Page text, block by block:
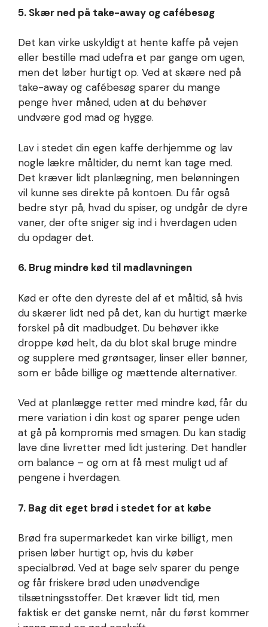
5. Skær ned på take-away og cafébesøg
Det kan virke uskyldigt at hente kaffe på vejen
eller bestille mad udefra et par gange om ugen,
men det løber hurtigt op. Ved at skære ned på
take-away og cafébesøg sparer du mange
penge hver måned, uden at du behøver
undvære god mad og hygge.
Lav i stedet din egen kaffe derhjemme og lav
nogle lækre måltider, du nemt kan tage med.
Det kræver lidt planlægning, men belønningen
vil kunne ses direkte på kontoen. Du får også
bedre styr på, hvad du spiser, og undgår de dyre
vaner, der ofte sniger sig ind i hverdagen uden
du opdager det.
6. Brug mindre kød til madlavningen
Kød er ofte den dyreste del af et måltid, så hvis
du skærer lidt ned på det, kan du hurtigt mærke
forskel på dit madbudget. Du behøver ikke
droppe kød helt, da du blot skal bruge mindre
og supplere med grøntsager, linser eller bønner,
som er både billige og mættende alternativer.
Ved at planlægge retter med mindre kød, får du
mere variation i din kost og sparer penge uden
at gå på kompromis med smagen. Du kan stadig
lave dine livretter med lidt justering. Det handler
om balance – og om at få mest muligt ud af
pengene i hverdagen.
7. Bag dit eget brød i stedet for at købe
Brød fra supermarkedet kan virke billigt, men
prisen løber hurtigt op, hvis du køber
specialbrød. Ved at bage selv sparer du penge
og får friskere brød uden unødvendige
tilsætningsstoffer. Det kræver lidt tid, men
faktisk er det ganske nemt, når du først kommer